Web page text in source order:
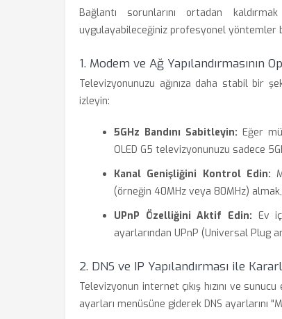
Bağlantı sorunlarını ortadan
uygulayabileceğiniz profesyonel yöntemler
1. Modem ve Ağ Yapılandırmasının
Televizyonunuzu ağınıza daha stabil bir
izleyin:
5GHz Bandını Sabitleyin: Eğer
OLED G5 televizyonunuzu sadece
Kanal Genişliğini Kontrol Edin:
(örneğin 40MHz veya 80MHz)
UPnP Özelliğini Aktif Edin: Ev
ayarlarından UPnP (Universal Plug
2. DNS ve IP Yapılandırması ile
Televizyonun internet çıkış hızını ve
ayarları menüsüne giderek DNS ayarlarını